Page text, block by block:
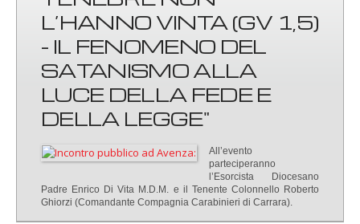
L’HANNO VINTA (GV 1,5)
- IL FENOMENO DEL
SATANISMO ALLA
LUCE DELLA FEDE E
DELLA LEGGE"
All’evento
parteciperanno
l’Esorcista Diocesano
Padre Enrico Di Vita M.D.M. e il Tenente Colonnello Roberto
Ghiorzi (Comandante Compagnia Carabinieri di Carrara).